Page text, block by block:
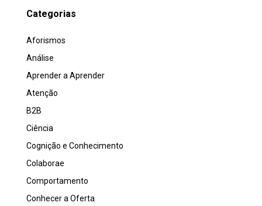
Categorias
Aforismos
Análise
Aprender a Aprender
Atenção
B2B
Ciência
Cognição e Conhecimento
Colaborae
Comportamento
Conhecer a Oferta